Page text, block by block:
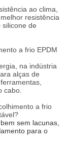
ao clima,
resistência
de
a frio EPDM
na indústria
alças de
cabo.
a frio
sem lacunas,
para o